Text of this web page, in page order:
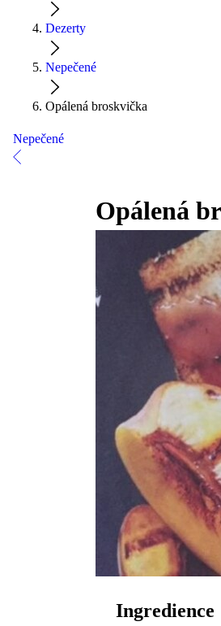
Dezerty
Nepečené
Opálená broskvička
Nepečené
Opálená
Ingredience